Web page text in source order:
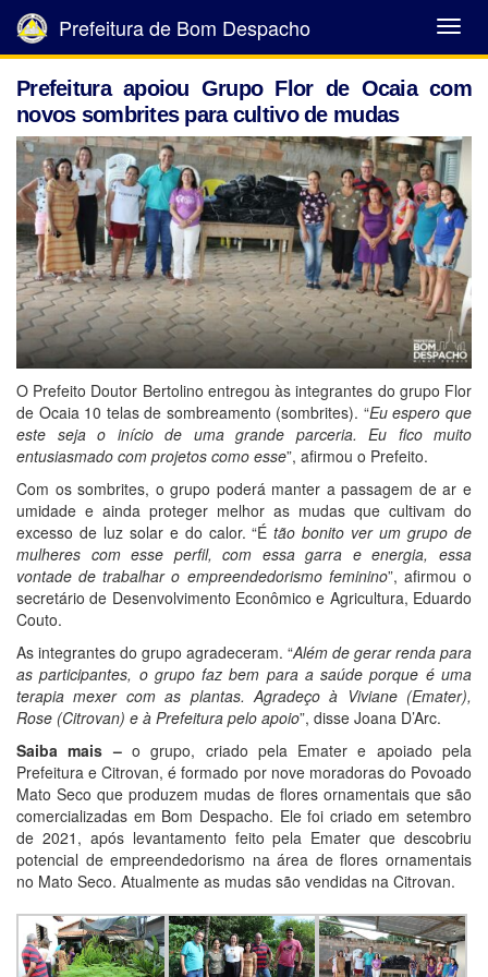
Abrir
Menu
Prefeitura de Bom Despacho
Prefeitura apoiou Grupo Flor de Ocaia com
novos sombrites para cultivo de mudas
O Prefeito Doutor Bertolino entregou às integrantes do grupo Flor
de Ocaia 10 telas de sombreamento (sombrites). “Eu espero que
este seja o início de uma grande parceria. Eu fico muito
entusiasmado com projetos como esse”, afirmou o Prefeito.
Com os sombrites, o grupo poderá manter a passagem de ar e
umidade e ainda proteger melhor as mudas que cultivam do
excesso de luz solar e do calor. “É tão bonito ver um grupo de
mulheres com esse perfil, com essa garra e energia, essa
vontade de trabalhar o empreendedorismo feminino”, afirmou o
secretário de Desenvolvimento Econômico e Agricultura, Eduardo
Couto.
As integrantes do grupo agradeceram. “Além de gerar renda para
as participantes, o grupo faz bem para a saúde porque é uma
terapia mexer com as plantas. Agradeço à Viviane (Emater),
Rose (Citrovan) e à Prefeitura pelo apoio”, disse Joana D’Arc.
Saiba mais –o grupo, criado pela Emater e apoiado pela
Prefeitura e Citrovan, é formado por nove moradoras do Povoado
Mato Seco que produzem mudas de flores ornamentais que são
comercializadas em Bom Despacho. Ele foi criado em setembro
de 2021, após levantamento feito pela Emater que descobriu
potencial de empreendedorismo na área de flores ornamentais
no Mato Seco. Atualmente as mudas são vendidas na Citrovan.